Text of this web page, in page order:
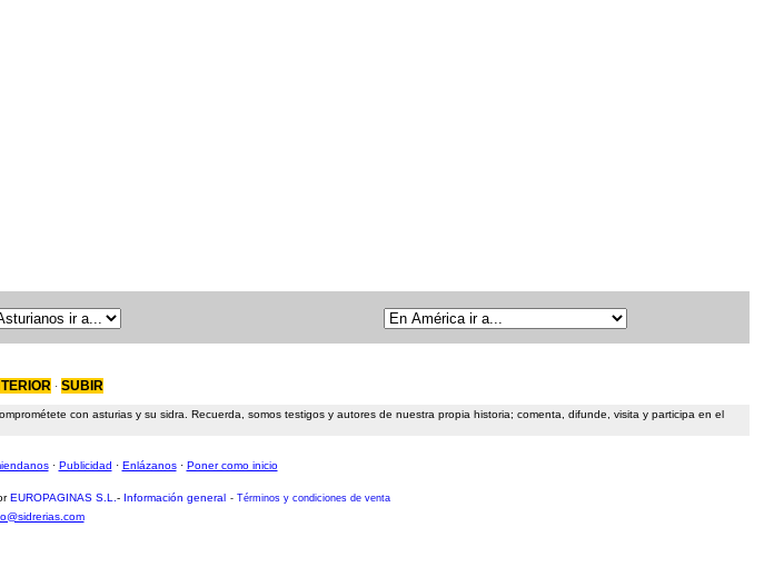
· SUBIR
con asturias y su sidra. Recuerda, somos testigos y autores de nuestra propia historia; comenta, difunde, visita y participa en el
· Publicidad · Enlázanos· Poner como inicio
EUROPAGINAS S.L. - Información general - Términos y condiciones de venta